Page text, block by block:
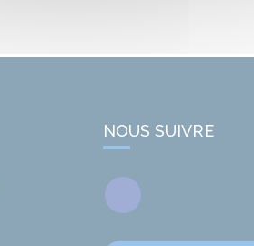
NOUS SUIVRE
Facebook